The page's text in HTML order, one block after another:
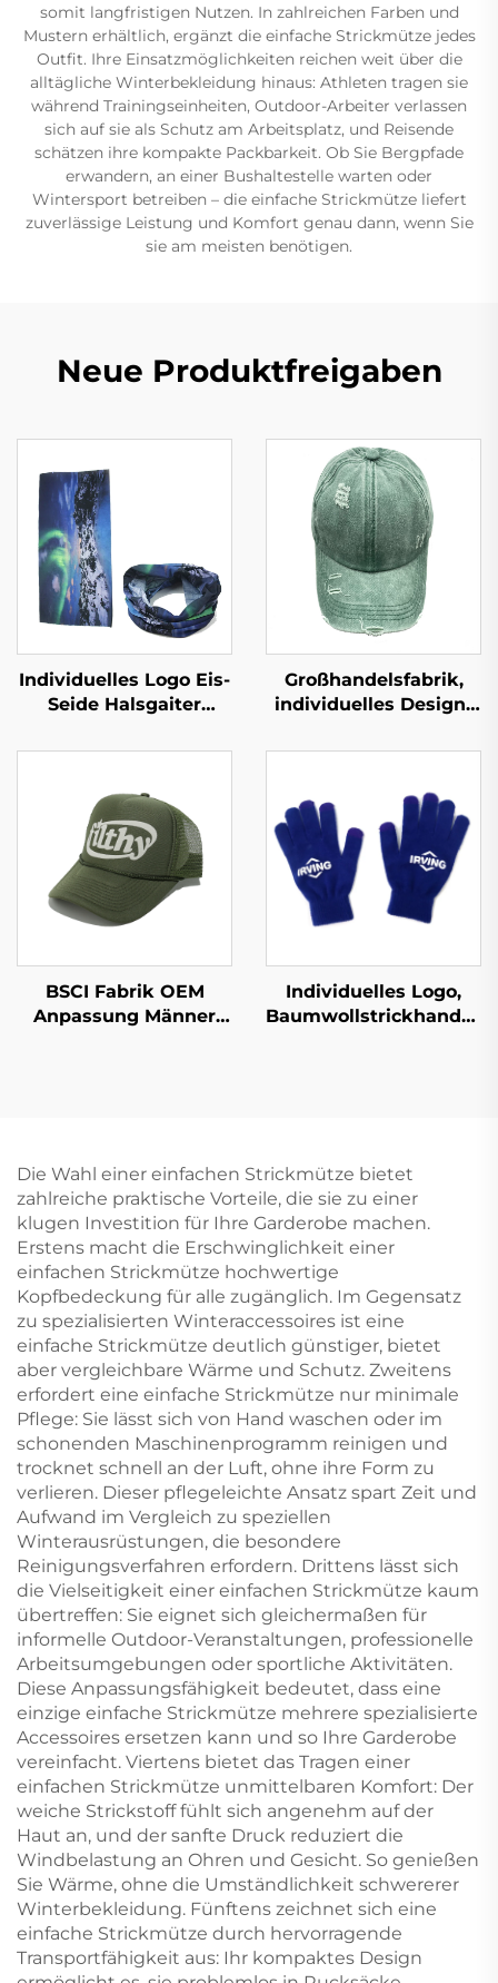
somit langfristigen Nutzen. In zahlreichen Farben und
Mustern erhältlich, ergänzt die einfache Strickmütze jedes
Outfit. Ihre Einsatzmöglichkeiten reichen weit über die
alltägliche Winterbekleidung hinaus: Athleten tragen sie
während Trainingseinheiten, Outdoor-Arbeiter verlassen
sich auf sie als Schutz am Arbeitsplatz, und Reisende
schätzen ihre kompakte Packbarkeit. Ob Sie Bergpfade
erwandern, an einer Bushaltestelle warten oder
Wintersport betreiben – die einfache Strickmütze liefert
zuverlässige Leistung und Komfort genau dann, wenn Sie
sie am meisten benötigen.
Neue Produktfreigaben
Individuelles Logo Eis-
Seide Halsgaiter
Sonnenschutz
Sportlich
multifunktionale
tubenförmige
Bandanas
Großhandelsfabrik,
individuelles Design-
Baseballmütze, leere
Baseballkappe
BSCI Fabrik OEM
Anpassung Männer
Dad-Kappe
Individuelles Logo,
Die Wahl einer einfachen Strickmütze bietet
zahlreiche praktische Vorteile, die sie zu einer
klugen Investition für Ihre Garderobe machen.
Erstens macht die Erschwinglichkeit einer
einfachen Strickmütze hochwertige
Kopfbedeckung für alle zugänglich. Im Gegensatz
zu spezialisierten Winteraccessoires ist eine
einfache Strickmütze deutlich günstiger, bietet
aber vergleichbare Wärme und Schutz. Zweitens
erfordert eine einfache Strickmütze nur minimale
Pflege: Sie lässt sich von Hand waschen oder im
schonenden Maschinenprogramm reinigen und
trocknet schnell an der Luft, ohne ihre Form zu
verlieren. Dieser pflegeleichte Ansatz spart Zeit und
Aufwand im Vergleich zu speziellen
Winterausrüstungen, die besondere
Reinigungsverfahren erfordern. Drittens lässt sich
die Vielseitigkeit einer einfachen Strickmütze kaum
übertreffen: Sie eignet sich gleichermaßen für
informelle Outdoor-Veranstaltungen, professionelle
Arbeitsumgebungen oder sportliche Aktivitäten.
Diese Anpassungsfähigkeit bedeutet, dass eine
einzige einfache Strickmütze mehrere spezialisierte
Accessoires ersetzen kann und so Ihre Garderobe
vereinfacht. Viertens bietet das Tragen einer
einfachen Strickmütze unmittelbaren Komfort: Der
weiche Strickstoff fühlt sich angenehm auf der
Haut an, und der sanfte Druck reduziert die
Windbelastung an Ohren und Gesicht. So genießen
Sie Wärme, ohne die Umständlichkeit schwererer
Winterbekleidung. Fünftens zeichnet sich eine
einfache Strickmütze durch hervorragende
Transportfähigkeit aus: Ihr kompaktes Design